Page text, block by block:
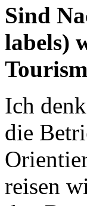
Sind
labels)
Ich
die
reisen